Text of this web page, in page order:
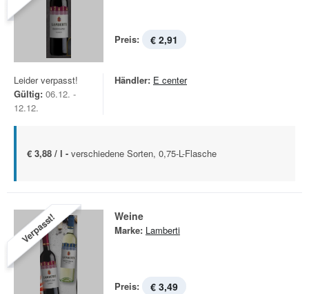
Preis: € 2,91
Leider verpasst!
Gültig: 06.12. -
12.12.
Händler: E center
€ 3,88 / l - verschiedene Sorten, 0,75-L-Flasche
Verpasst! Weine
Marke: Lamberti
Preis: € 3,49